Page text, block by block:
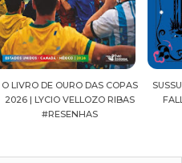
SUSSURROS AO LUAR | SHADOW
FALLS, VOL.04 | C.C.HUNTER
#RESENHA